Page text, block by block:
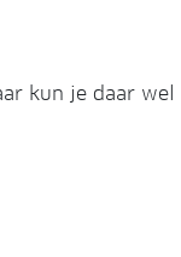
kun je daar